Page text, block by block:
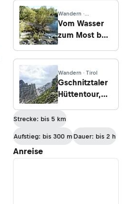
Wandern ·
Oberösterreich
Vom Wasser
zum Most bei
Wimsbach
Wandern · Tirol
Gschnitztaler
Hüttentour,
der
Trunahütte
zur
Strecke: bis 5 km
Aufstieg: bis 300 m Dauer: bis 2 h
Anreise